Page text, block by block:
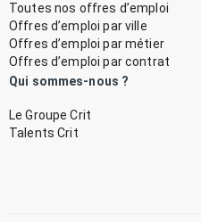
Toutes nos offres d’emploi
Offres d’emploi par ville
Offres d’emploi par métier
Offres d’emploi par contrat
Qui sommes-nous ?
Le Groupe Crit
Talents Crit